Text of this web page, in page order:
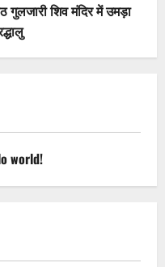
गुलजारी शिव मंदिर में उमड़ा
world!